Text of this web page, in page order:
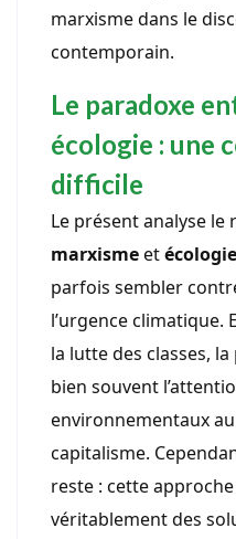
marxisme dans le
contemporain.
Le paradoxe
écologie : une
difficile
Le présent analyse
marxismeetécologie
parfois sembler
l’urgence climatique.
la lutte des classes,
bien souvent
environnementaux
capitalisme.
reste : cette
véritablement des